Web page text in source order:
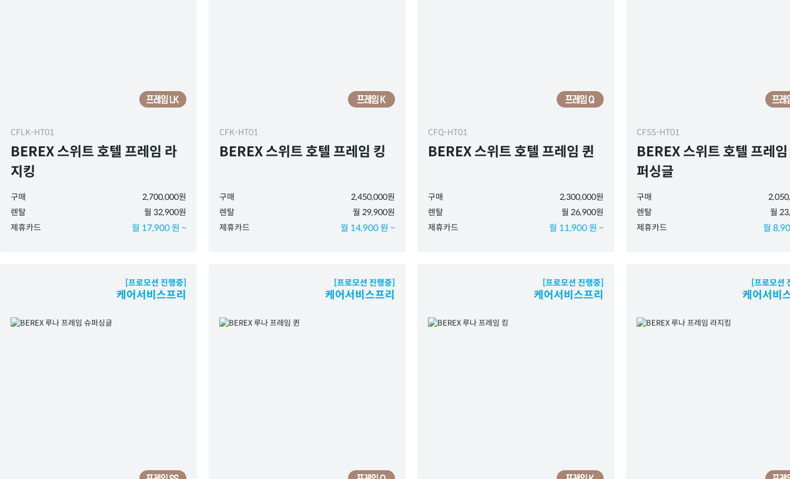
CFLK-HT01
BEREX 스위트 호텔 프레임 라
지킹
구매
2,700,000원
렌탈
월 32,900원
제휴카드
월 17,900 원 ~
CFK-HT01
BEREX 스위트 호텔 프레임 킹
구매
2,450,000원
렌탈
월 29,900원
제휴카드
월 14,900 원 ~
CFQ-HT01
BEREX 스위트 호텔 프레임 퀸
구매
2,300,000원
렌탈
월 26,900원
제휴카드
월 11,900 원 ~
CFSS-HT01
BEREX 스위트 호텔 프레
퍼싱글
구매
렌탈
월
제휴카드
월
[프로모션 진행중]
케어서비스프리
[프로모션 진행중]
케어서비스프리
[프로모션 진행중]
케어서비스프리
[프로모션
케어서비